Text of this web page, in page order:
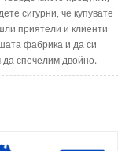
сигурни, че купувате
приятели и клиенти
фабрика и да си
спечелим двойно.